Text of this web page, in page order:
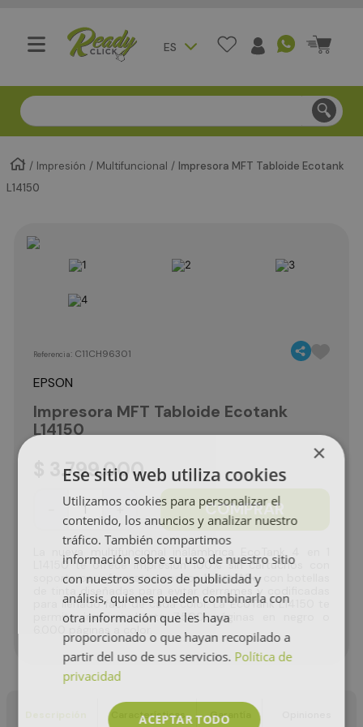
ES
Compra segura - Entregas en Bogotá en menos de 3
Impresión Multifuncional
Impresora MFT Tabloide Ecotank
L14150
Referencia: C11CH96301
EPSON
Impresora MFT Tabloide Ecotank
L14150
.799.000
＋ COMPRAR
La nueva multifuncional inalámbrica EcoTank 4 en 1
L14150 te ofrece impresión 100% sin cartuchos con
soporte para formatos anchos hasta A3+, con botellas
de tinta diseñadas para evitar derrames y codificadas
para llenado fácil de cada color. La EcoTank L14150 te
permite imprimir hasta 7.500 páginas en negro o
6.000 páginas a color.
Características Garantía
×
Ese sitio web utiliza cookies
Utilizamos cookies para personalizar el
contenido, los anuncios y analizar nuestro
tráfico. También compartimos
información sobre su uso de nuestro sitio
con nuestros socios de publicidad y
análisis, quienes pueden combinarla con
otra información que les haya
proporcionado o que hayan recopilado a
partir del uso de sus servicios. Política de
privacidad
ACEPTAR TODO